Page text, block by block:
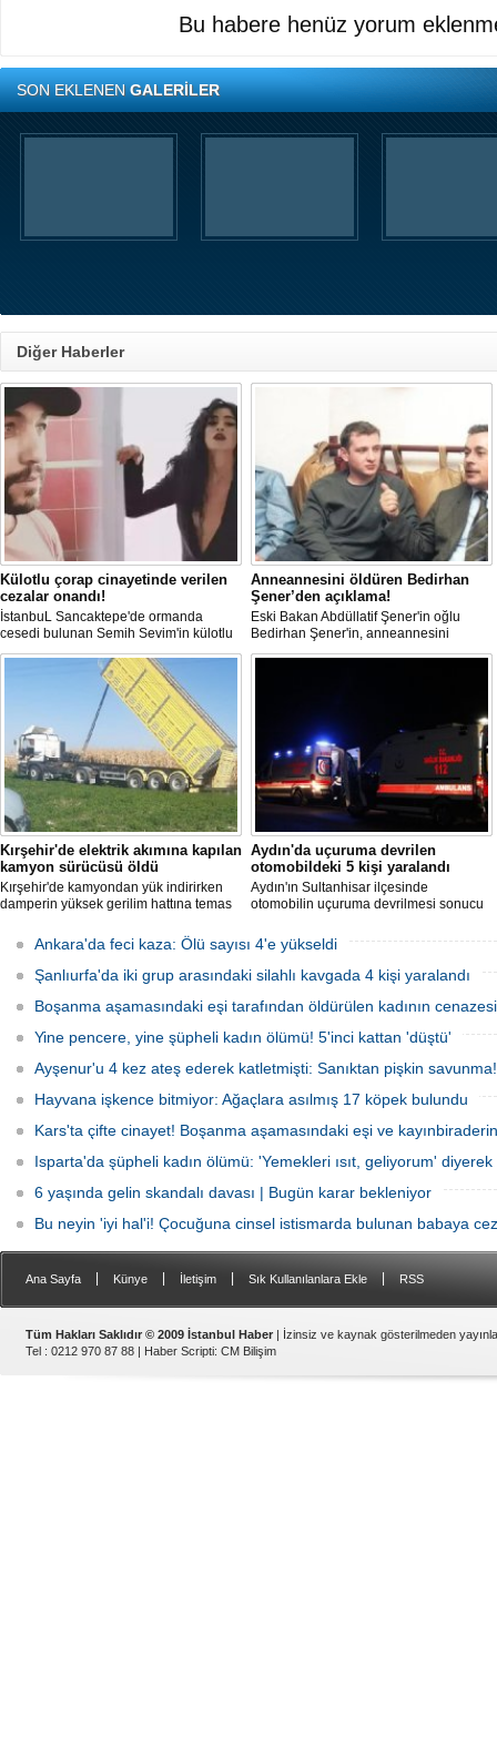
Bu habere henüz yorum
SON EKLENENGALERİLER
Diğer Haberler
Külotlu çorap cinayetinde verilen
cezalar onandı!
İstanbuL Sancaktepe'de ormanda
cesedi bulunan Semih Sevim'in külotlu
çorapla boğularak öldürüldüğü
iddiasına ilişkin sanık Seçil Çiftçi'ye
verilen 'ağırlaştırılmış müebbet' ve
babası hakkındaki 'müebbet' kararı,
istinaf mahkemesi onadı.
Anneannesini öldüren Bedirhan
Şener’den açıklama!
Eski Bakan Abdüllatif Şener'in oğlu
Bedirhan Şener'in, anneannesini
öldürmesine ilişkin davada karar
çekerken, Şener'e verilen ceza belli
Kırşehir'de elektrik akımına kapılan
kamyon sürücüsü öldü
Kırşehir'de kamyondan yük indirirken
damperin yüksek gerilim hattına temas
sürücü hayatını kaybetti.
Aydın'da uçuruma devrilen
otomobildeki 5 kişi yaralandı
Aydın'ın Sultanhisar ilçesinde
otomobilin uçuruma devrilmesi sonucu
Ankara'da feci kaza: Ölü sayısı 4'e yükseldi
Şanlıurfa'da iki grup arasındaki silahlı kavgada 4 kişi yaralandı
Boşanma aşamasındaki eşi tarafından öldürülen kadının
Yine pencere, yine şüpheli kadın ölümü! 5'inci kattan 'düştü'
Ayşenur'u 4 kez ateş ederek katletmişti: Sanıktan pişkin savunma!
Hayvana işkence bitmiyor: Ağaçlara asılmış 17 köpek bulundu
Kars'ta çifte cinayet! Boşanma aşamasındaki eşi ve
Isparta'da şüpheli kadın ölümü: 'Yemekleri ısıt, geliyorum' diyerek
6 yaşında gelin skandalı davası | Bugün karar bekleniyor
Bu neyin 'iyi hal'i! Çocuğuna cinsel istismarda bulunan babaya
Ana Sayfa Künye İletişim Sık Kullanılanlara Ekle RSS
Tüm Hakları Saklıdır © 2009 İstanbul Haber | İzinsiz ve kaynak gösterilmeden
Tel : 0212 970 87 88 | Haber Scripti: CM Bilişim